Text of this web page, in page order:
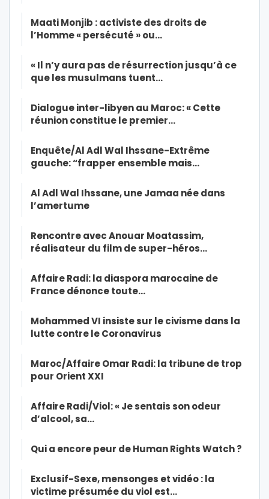
Maati Monjib : activiste des droits de
l’Homme « persécuté » ou…
« Il n’y aura pas de résurrection jusqu’à ce
que les musulmans tuent…
Dialogue inter-libyen au Maroc: « Cette
réunion constitue le premier…
Enquête/Al Adl Wal Ihssane-Extrême
gauche: “frapper ensemble mais…
Al Adl Wal Ihssane, une Jamaa née dans
l’amertume
Rencontre avec Anouar Moatassim,
réalisateur du film de super-héros…
Affaire Radi: la diaspora marocaine de
France dénonce toute…
Mohammed VI insiste sur le civisme dans la
lutte contre le Coronavirus
Maroc/Affaire Omar Radi: la tribune de trop
pour Orient XXI
Affaire Radi/Viol: « Je sentais son odeur
d’alcool, sa…
Qui a encore peur de Human Rights Watch ?
Exclusif-Sexe, mensonges et vidéo : la
victime présumée du viol est…